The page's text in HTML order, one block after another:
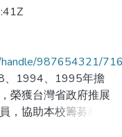
handle/987654321/
1994、1995年擔
榮獲台灣省政府推展
，協助本校籌募校務
達一仟二佰八十萬